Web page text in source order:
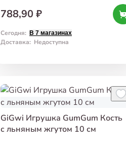
788,90 ₽
Сегодня: В 7 магазинах
Доставка: Недоступна
GiGwi Игрушка GumGum Кость
с льняным жгутом 10 см